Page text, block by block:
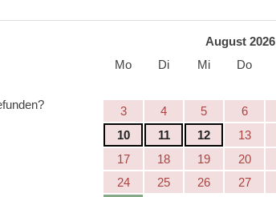
August 2026
Mo
Di Mi Do
3
4 5 6
10
11 12 13
17
18 19 20
24
25 26 27